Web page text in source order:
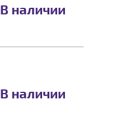
В наличии
В наличии